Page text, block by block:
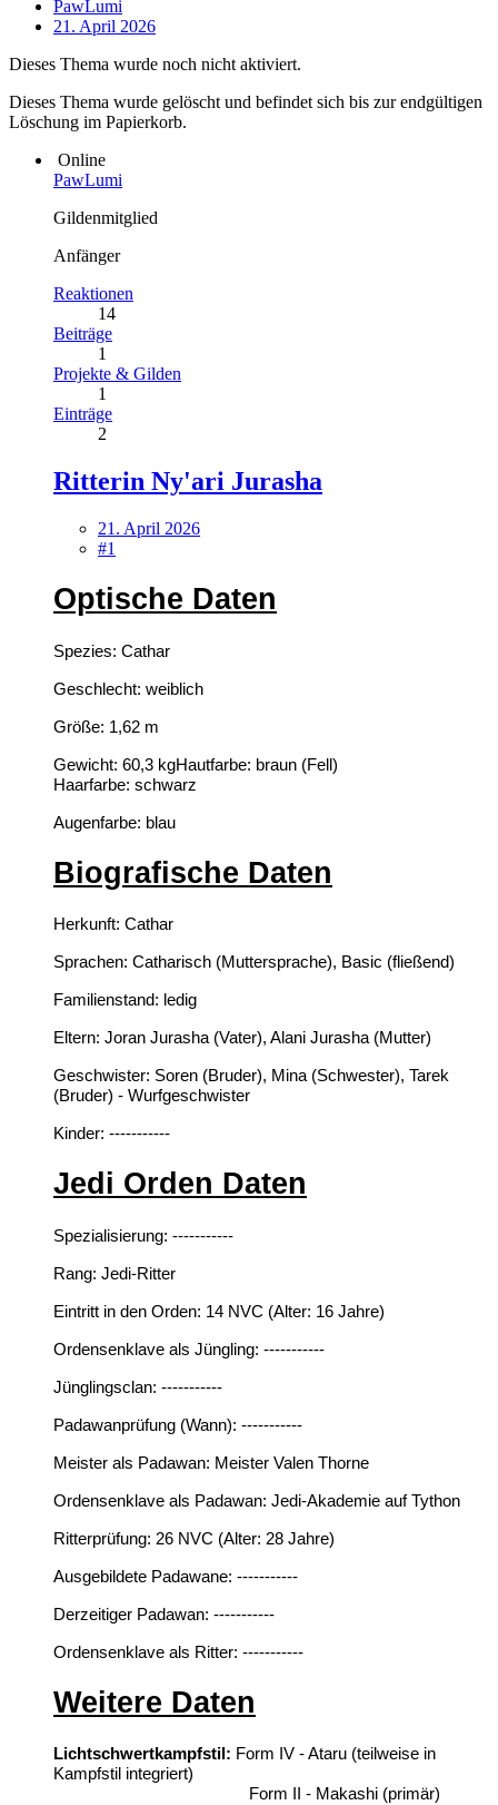
PawLumi
21. April 2026
Dieses Thema wurde noch nicht aktiviert.
Dieses Thema wurde gelöscht und befindet sich bis zur endgültigen
Löschung im Papierkorb.
Online
PawLumi
Gildenmitglied
Anfänger
Reaktionen
14
Beiträge
1
Projekte & Gilden
1
Einträge
2
Ritterin Ny'ari Jurasha
21. April 2026
#1
Optische Daten
Spezies: Cathar
Geschlecht: weiblich
Größe: 1,62 m
Gewicht: 60,3 kgHautfarbe: braun (Fell)
Haarfarbe: schwarz
Augenfarbe: blau
Biografische Daten
Herkunft: Cathar
Sprachen: Catharisch (Muttersprache), Basic (fließend)
Familienstand: ledig
Eltern: Joran Jurasha (Vater), Alani Jurasha (Mutter)
Geschwister: Soren (Bruder), Mina (Schwester), Tarek
(Bruder) - Wurfgeschwister
Kinder: -----------
Jedi Orden Daten
Spezialisierung: -----------
Rang: Jedi-Ritter
Eintritt in den Orden: 14 NVC (Alter: 16 Jahre)
Ordensenklave als Jüngling: -----------
Jünglingsclan: -----------
Padawanprüfung (Wann): -----------
Meister als Padawan: Meister Valen Thorne
Ordensenklave als Padawan: Jedi-Akademie auf Tython
Ritterprüfung: 26 NVC (Alter: 28 Jahre)
Ausgebildete Padawane: -----------
Derzeitiger Padawan: -----------
Ordensenklave als Ritter: -----------
Weitere Daten
Lichtschwertkampfstil: Form IV - Ataru (teilweise in
Kampfstil integriert)
Form II - Makashi (primär)